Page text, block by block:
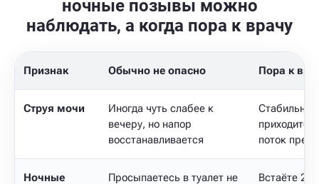
ночные позывы можно
наблюдать, а когда пора к врачу
Признак Обычно не опасно Пора к
Струя мочи
Иногда чуть слабее к
вечеру, но напор
восстанавливается
Стабильно
приходится
поток
Ночные
Просыпаетесь в туалет не
Встаёте